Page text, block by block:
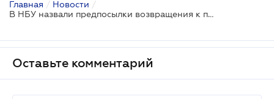
Главная / Новости /
В НБУ назвали предпосылки возвращения к плавающему обменному курсу
Оставьте комментарий